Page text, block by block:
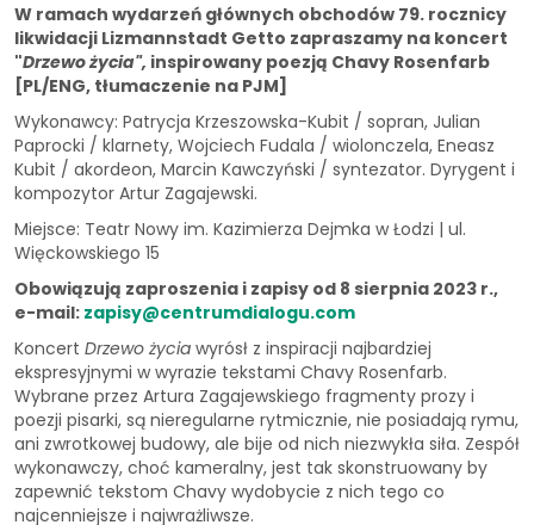
W ramach wydarzeń głównych obchodów 79. rocznicy
likwidacji Lizmannstadt Getto zapraszamy na koncert
"Drzewo życia", inspirowany poezją Chavy Rosenfarb
[PL/ENG, tłumaczenie na PJM]
Wykonawcy: Patrycja Krzeszowska-Kubit / sopran, Julian
Paprocki / klarnety, Wojciech Fudala / wiolonczela, Eneasz
Kubit / akordeon, Marcin Kawczyński / syntezator. Dyrygent i
kompozytor Artur Zagajewski.
Miejsce: Teatr Nowy im. Kazimierza Dejmka w Łodzi | ul.
Więckowskiego 15
Obowiązują zaproszenia i zapisy od 8 sierpnia 2023 r.,
e-mail: zapisy@centrumdialogu.com
Koncert Drzewo życia wyrósł z inspiracji najbardziej
ekspresyjnymi w wyrazie tekstami Chavy Rosenfarb.
Wybrane przez Artura Zagajewskiego fragmenty prozy i
poezji pisarki, są nieregularne rytmicznie, nie posiadają rymu,
ani zwrotkowej budowy, ale bije od nich niezwykła siła. Zespół
wykonawczy, choć kameralny, jest tak skonstruowany by
zapewnić tekstom Chavy wydobycie z nich tego co
najcenniejsze i najwrażliwsze.